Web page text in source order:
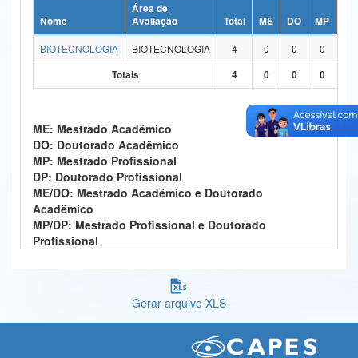
Ministério da Ciência, Tecnologia, Inovações e Comunicações
Ministério do Meio Ambiente
Controladoria-Geral da União
Ministério da Mulher, da Família e dos Direitos Humanos
Secretaria-Geral
Secretaria de Governo
Nome
Área de
Avaliação
Total ME DO MP
BIOTECNOLOGIA
BIOTECNOLOGIA 4 0 0 0
Totais
4 0 0 0
ME: Mestrado Acadêmico
DO: Doutorado Acadêmico
MP: Mestrado Profissional
DP: Doutorado Profissional
ME/DO: Mestrado Acadêmico e Doutorado
Acadêmico
MP/DP: Mestrado Profissional e Doutorado
Profissional
Gerar arquivo XLS